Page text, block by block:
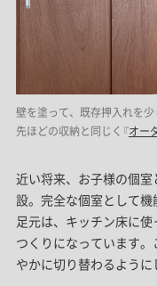
壁を塗って、既存押入れを
先ほどの収納と同じく『オー
近い将来、お子様の個
設。完全な個室として機
足元は、キッチン床に使
つくりになっています
やかに切り替わるように